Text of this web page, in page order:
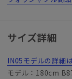
サイズ詳細
IN05モデルの詳細
モデル：180cm